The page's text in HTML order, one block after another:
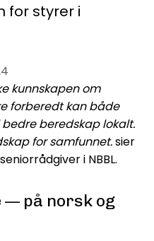
for styrer i
kunnskapen om
forberedt kan både
beredskap lokalt.
for samfunnet.sier
i NBBL.
— på norsk og